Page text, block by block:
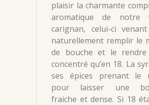
plaisir la charmante
aromatique de notre
carignan, celui-ci
naturellement remplir le
de bouche et le
concentré qu’en 18. La
ses épices prenant le
pour laisser une
fraiche et dense. Si 18